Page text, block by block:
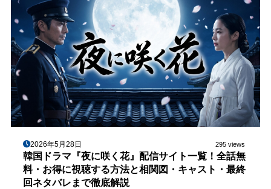
2026年5月28日 295 views
韓国ドラマ『夜に咲く花』配信サイト一覧！全話無
料・お得に視聴する方法と相関図・キャスト・最終
回ネタバレまで徹底解説